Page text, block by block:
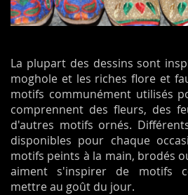
La plupart des dessins sont
moghole et les riches flore et
motifs communément utilisés
comprennent des fleurs, des
d'autres motifs ornés.
disponibles pour chaque
motifs peints à la main, brodés
aiment s'inspirer de motifs
mettre au goût du jour.